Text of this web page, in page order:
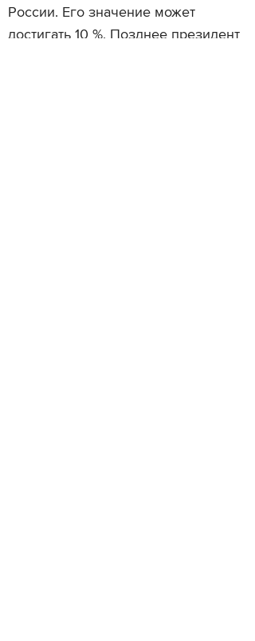
России. Его значение может
достигать 10 %. Позднее президент